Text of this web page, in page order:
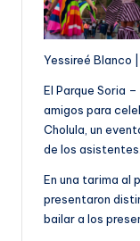
Yessireé Blanco
El Parque Soria
amigos para
Cholula, un
de los asistentes.
En una tarima al
presentaron
bailar a los